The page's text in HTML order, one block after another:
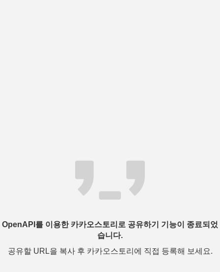
OpenAPI를 이용한 카카오스토리로 공유하기 기능이 종료되었
습니다.
공유할 URL을 복사 후 카카오스토리에 직접 등록해 보세요.